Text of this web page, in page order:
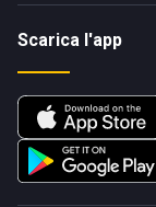
Scarica l'app